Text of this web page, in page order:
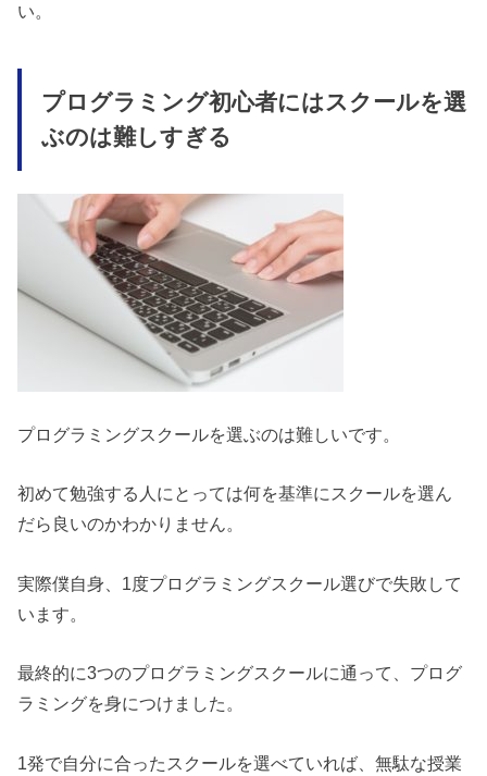
い。
プログラミング初心者にはスクールを選
ぶのは難しすぎる
プログラミングスクールを選ぶのは難しいです。
初めて勉強する人にとっては何を基準にスクールを選ん
だら良いのかわかりません。
実際僕自身、1度プログラミングスクール選びで失敗して
います。
最終的に3つのプログラミングスクールに通って、プログ
ラミングを身につけました。
1発で自分に合ったスクールを選べていれば、無駄な授業